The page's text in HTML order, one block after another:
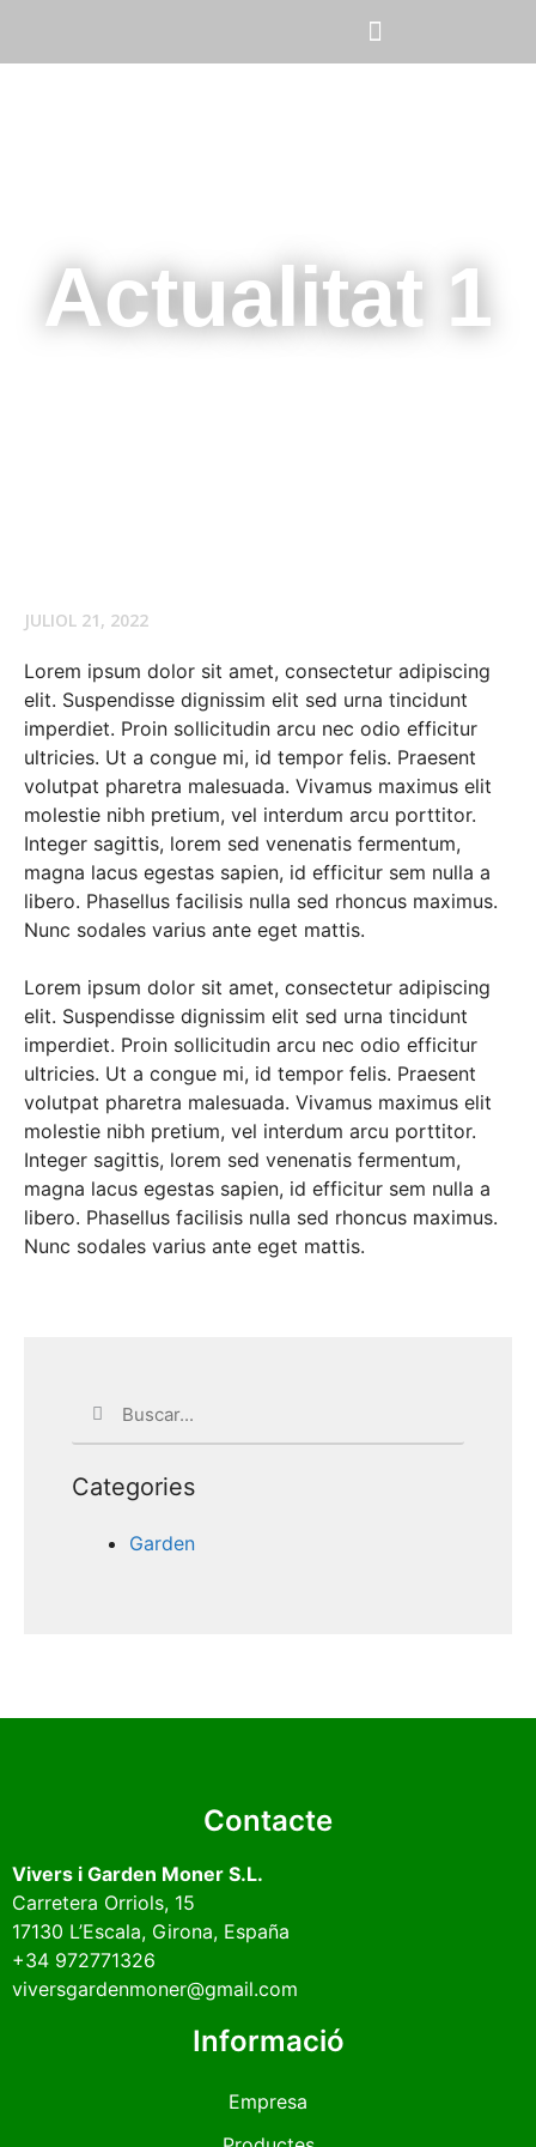
Actualitat 1
JULIOL 21, 2022
Lorem ipsum dolor sit amet, consectetur adipiscing
elit. Suspendisse dignissim elit sed urna tincidunt
imperdiet. Proin sollicitudin arcu nec odio efficitur
ultricies. Ut a congue mi, id tempor felis. Praesent
volutpat pharetra malesuada. Vivamus maximus elit
molestie nibh pretium, vel interdum arcu porttitor.
Integer sagittis, lorem sed venenatis fermentum,
magna lacus egestas sapien, id efficitur sem nulla a
libero. Phasellus facilisis nulla sed rhoncus maximus.
Nunc sodales varius ante eget mattis.
Lorem ipsum dolor sit amet, consectetur adipiscing
elit. Suspendisse dignissim elit sed urna tincidunt
imperdiet. Proin sollicitudin arcu nec odio efficitur
ultricies. Ut a congue mi, id tempor felis. Praesent
volutpat pharetra malesuada. Vivamus maximus elit
molestie nibh pretium, vel interdum arcu porttitor.
Integer sagittis, lorem sed venenatis fermentum,
magna lacus egestas sapien, id efficitur sem nulla a
libero. Phasellus facilisis nulla sed rhoncus maximus.
Nunc sodales varius ante eget mattis.
Categories
Garden
Contacte
Vivers i Garden Moner S.L.
Carretera Orriols, 15
17130 L’Escala, Girona, España
+34 972771326
viversgardenmoner@gmail.com
Informació
Empresa